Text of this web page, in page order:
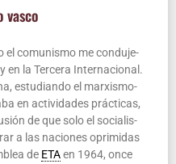
vasco
el comu­nis­mo me con­du­je­
en la Ter­ce­ra Inter­na­cio­nal.
estu­dian­do el mar­­xi­s­­mo-
en acti­vi­da­des prác­ti­cas,
de que solo el socia­lis­
a las nacio­nes opri­mi­das
de ETAen 1964, once